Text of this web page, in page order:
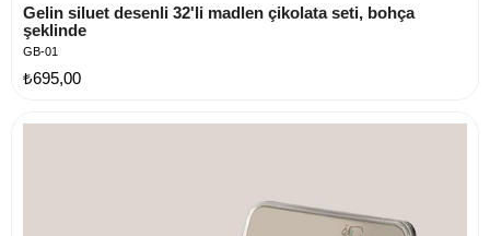
Gelin siluet desenli 32'li madlen çikolata seti, bohça
şeklinde
GB-01
₺695,00